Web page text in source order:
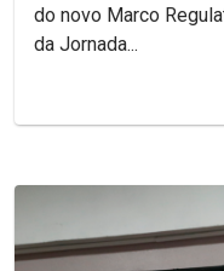
do novo Marco
da Jornada...